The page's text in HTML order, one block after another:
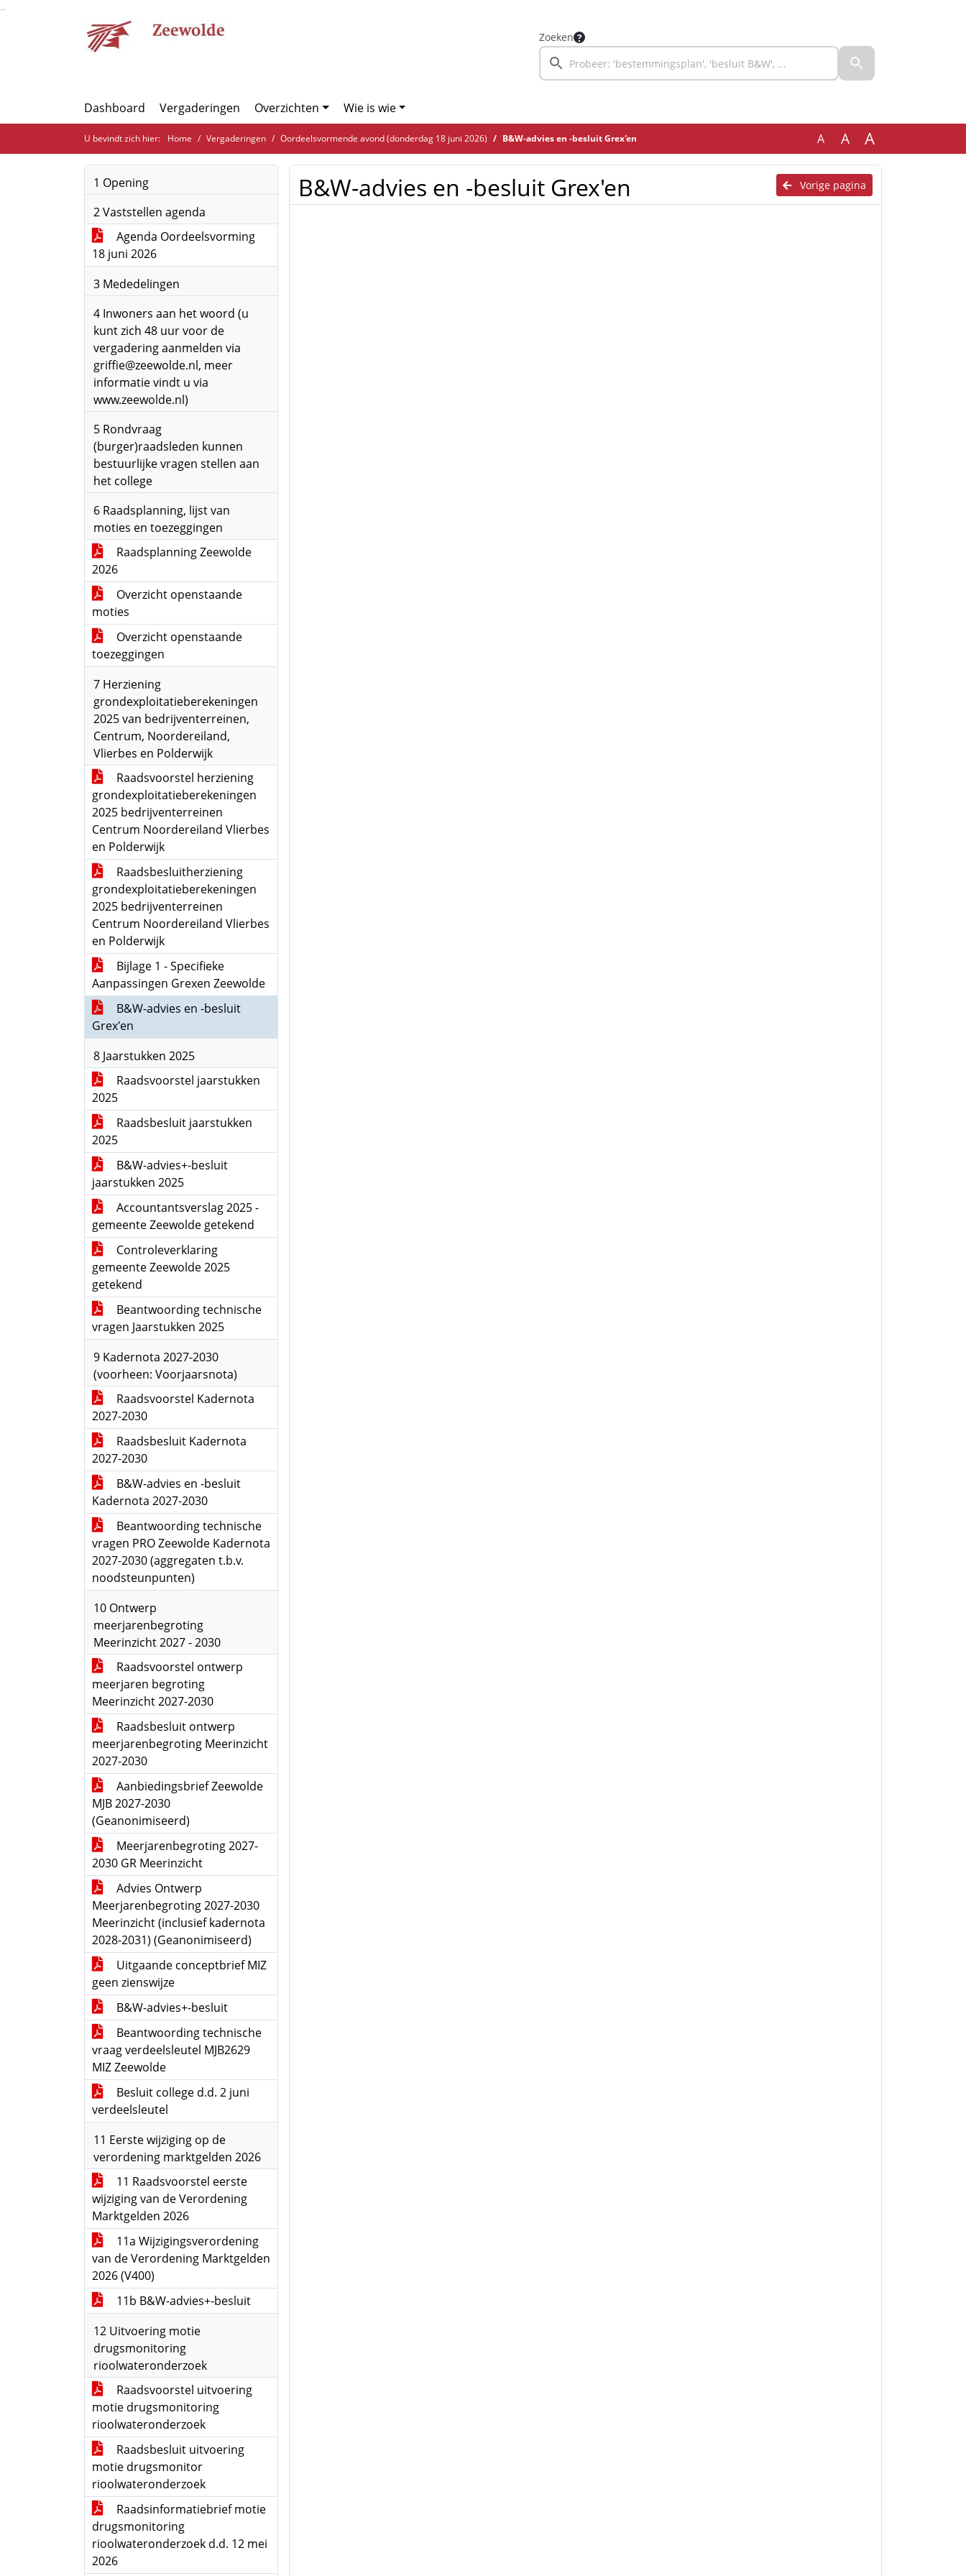
Ga naar de inhoud van deze pagina
Zoeken
Dashboard Vergaderingen Overzichten Wie is wie
U bevindt zich hier: Home Vergaderingen Oordeelsvormende avond (donderdag 18 juni 2026) B&W-advies en -besluit Grex'en A A A
1 Opening
2 Vaststellen agenda
Agenda Oordeelsvorming
18 juni 2026
3 Mededelingen
4 Inwoners aan het woord (u
kunt zich 48 uur voor de
vergadering aanmelden via
griffie@zeewolde.nl, meer
informatie vindt u via
www.zeewolde.nl)
5 Rondvraag
(burger)raadsleden kunnen
bestuurlijke vragen stellen aan
het college
6 Raadsplanning, lijst van
moties en toezeggingen
Raadsplanning Zeewolde
2026
Overzicht openstaande
moties
Overzicht openstaande
toezeggingen
7 Herziening
grondexploitatieberekeningen
2025 van bedrijventerreinen,
Centrum, Noordereiland,
Vlierbes en Polderwijk
Raadsvoorstel herziening
grondexploitatieberekeningen
2025 bedrijventerreinen
Centrum Noordereiland Vlierbes
en Polderwijk
Raadsbesluitherziening
grondexploitatieberekeningen
2025 bedrijventerreinen
Centrum Noordereiland Vlierbes
en Polderwijk
Bijlage 1 - Specifieke
Aanpassingen Grexen Zeewolde
B&W-advies en -besluit
Grex'en
8 Jaarstukken 2025
Raadsvoorstel jaarstukken
2025
Raadsbesluit jaarstukken
2025
B&W-advies+-besluit
jaarstukken 2025
Accountantsverslag 2025 -
gemeente Zeewolde getekend
Controleverklaring
gemeente Zeewolde 2025
getekend
Beantwoording technische
vragen Jaarstukken 2025
9 Kadernota 2027-2030
(voorheen: Voorjaarsnota)
Raadsvoorstel Kadernota
2027-2030
Raadsbesluit Kadernota
2027-2030
B&W-advies en -besluit
Kadernota 2027-2030
Beantwoording technische
vragen PRO Zeewolde Kadernota
2027-2030 (aggregaten t.b.v.
noodsteunpunten)
10 Ontwerp
meerjarenbegroting
Meerinzicht 2027 - 2030
Raadsvoorstel ontwerp
meerjaren begroting
Meerinzicht 2027-2030
Raadsbesluit ontwerp
meerjarenbegroting Meerinzicht
2027-2030
Aanbiedingsbrief Zeewolde
MJB 2027-2030
(Geanonimiseerd)
Meerjarenbegroting 2027-
2030 GR Meerinzicht
Advies Ontwerp
Meerjarenbegroting 2027-2030
Meerinzicht (inclusief kadernota
2028-2031) (Geanonimiseerd)
Uitgaande conceptbrief MIZ
geen zienswijze
B&W-advies+-besluit
Beantwoording technische
vraag verdeelsleutel MJB2629
MIZ Zeewolde
Besluit college d.d. 2 juni
verdeelsleutel
11 Eerste wijziging op de
verordening marktgelden 2026
11 Raadsvoorstel eerste
wijziging van de Verordening
Marktgelden 2026
11a Wijzigingsverordening
van de Verordening Marktgelden
2026 (V400)
11b B&W-advies+-besluit
12 Uitvoering motie
drugsmonitoring
rioolwateronderzoek
Raadsvoorstel uitvoering
motie drugsmonitoring
rioolwateronderzoek
Raadsbesluit uitvoering
motie drugsmonitor
rioolwateronderzoek
Raadsinformatiebrief motie
drugsmonitoring
rioolwateronderzoek d.d. 12 mei
2026
Vorige pagina
B&W-advies en -besluit Grex'en